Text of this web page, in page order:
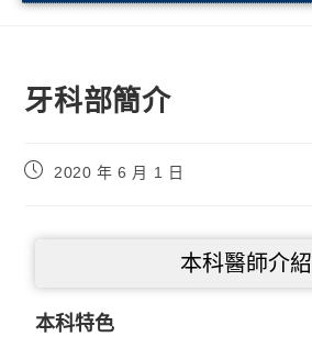
牙科部簡介
2020 年 6 月 1 日
本科醫師介紹
本科特色